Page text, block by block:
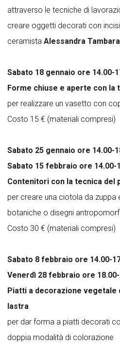
attraverso le tecniche di
creare oggetti decorati con
ceramista Alessandra Tambara
Sabato 18 gennaio ore 14.00-
Forme chiuse e aperte con la
per realizzare un vasetto con
Costo 15 € (materiali compresi)
Sabato 25 gennaio ore 14.00-
Sabato 15 febbraio ore 14.00-
Contenitori con la tecnica del
per creare una ciotola da zuppa
botaniche o disegni
Costo 30 € (materiali compresi)
Sabato 8 febbraio ore 14.00-
Venerdì 28 febbraio ore
Piatti a decorazione vegetale
lastra
per dar forma a piatti decorati
doppia modalità di colorazione